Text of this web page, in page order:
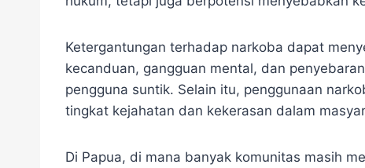
Ketergantungan terhadap narkoba dapat
kecanduan, gangguan mental, dan
pengguna suntik. Selain itu, penggunaan
tingkat kejahatan dan kekerasan dalam
Di Papua, di mana banyak komunitas masih